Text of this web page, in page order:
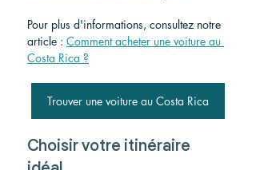
Pour plus d'informations, consultez notre
article : Comment acheter une voiture au
Costa Rica ?
Trouver une voiture au Costa Rica
Choisir votre itinéraire